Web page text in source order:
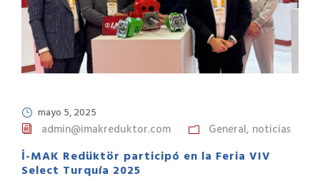
mayo 5, 2025
admin@imakreduktor.com General, noticias
İ-MAK Redüktör participó en la Feria VIV
Select Turquía 2025